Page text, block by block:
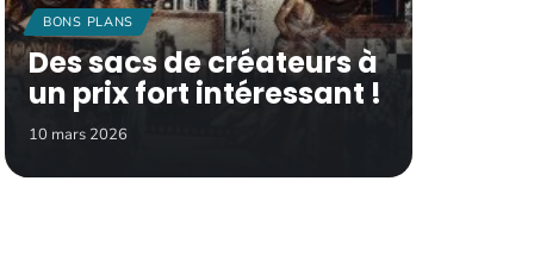
BONS PLANS
Des sacs de créateurs à
un prix fort intéressant !
10 mars 2026